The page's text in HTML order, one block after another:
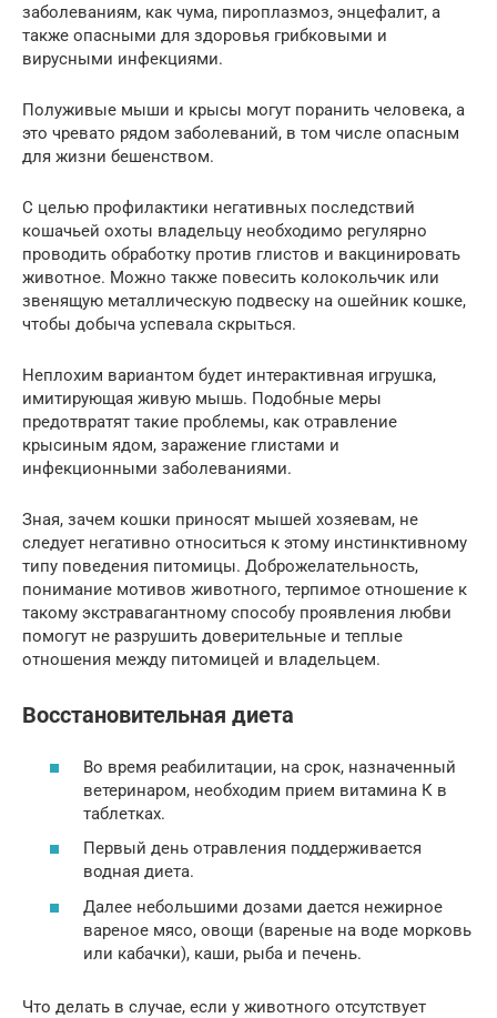
заболеваниям, как чума, пироплазмоз, энцефалит, а
также опасными для здоровья грибковыми и
вирусными инфекциями.
Полуживые мыши и крысы могут поранить человека, а
это чревато рядом заболеваний, в том числе опасным
для жизни бешенством.
С целью профилактики негативных последствий
кошачьей охоты владельцу необходимо регулярно
проводить обработку против глистов и вакцинировать
животное. Можно также повесить колокольчик или
звенящую металлическую подвеску на ошейник кошке,
чтобы добыча успевала скрыться.
Неплохим вариантом будет интерактивная игрушка,
имитирующая живую мышь. Подобные меры
предотвратят такие проблемы, как отравление
крысиным ядом, заражение глистами и
инфекционными заболеваниями.
Зная, зачем кошки приносят мышей хозяевам, не
следует негативно относиться к этому инстинктивному
типу поведения питомицы. Доброжелательность,
понимание мотивов животного, терпимое отношение к
такому экстравагантному способу проявления любви
помогут не разрушить доверительные и теплые
отношения между питомицей и владельцем.
Восстановительная диета
Во время реабилитации, на срок, назначенный
ветеринаром, необходим прием витамина К в
таблетках.
Первый день отравления поддерживается
водная диета.
Далее небольшими дозами дается нежирное
вареное мясо, овощи (вареные на воде морковь
или кабачки), каши, рыба и печень.
Что делать в случае, если у животного отсутствует